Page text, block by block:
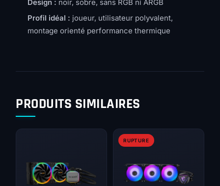
Design : noir, sobre, sans RGB ni ARGB
Profil idéal : joueur, utilisateur polyvalent,
montage orienté performance thermique
PRODUITS SIMILAIRES
RUPTURE